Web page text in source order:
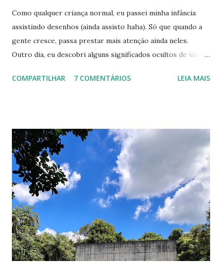
Como qualquer criança normal, eu passei minha infância
assistindo desenhos (ainda assisto haha). Só que quando a
gente cresce, passa prestar mais atenção ainda neles.
Outro dia, eu descobri alguns significados ocultos de um
outros. Veja abaixo. 7 Monstrinhos O desenho era exibido
mesmo. De acordo com algumas teorias, os 7 monstrinhos
representariam a visão dos alemães sobre os judeus. Eles
eram vistos como monstros, possuíam o nariz bem grande,
e olha só que coincidência: No campo de concentração,
eram identificados por Números. Um dos personagens
usava um pijama listrado bem idêntico ao uniforme que os
judeus que eram presos tinham que usar, e eles também
moravam no sótão (local onde os judeus se escondiam).
Bob Esponja Para o ...
COMPARTILHAR 7 COMENTÁRIOS LEIA MAIS